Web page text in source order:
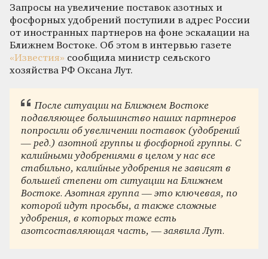
Запросы на увеличение поставок азотных и
фосфорных удобрений поступили в адрес России
от иностранных партнеров на фоне эскалации на
Ближнем Востоке. Об этом в интервью газете
«Известия» сообщила министр сельского
хозяйства РФ Оксана Лут.
После ситуации на Ближнем Востоке
подавляющее большинство наших партнеров
попросили об увеличении поставок (удобрений
— ред.) азотной группы и фосфорной группы. С
калийными удобрениями в целом у нас все
стабильно, калийные удобрения не зависят в
большей степени от ситуации на Ближнем
Востоке. Азотная группа — это ключевая, по
которой идут просьбы, а также сложные
удобрения, в которых тоже есть
азотсоставляющая часть, — заявила Лут.